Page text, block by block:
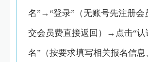
名”→“登录”（无账号先注册会
交会员费直接返回）→点击“认
名”（按要求填写相关报名信